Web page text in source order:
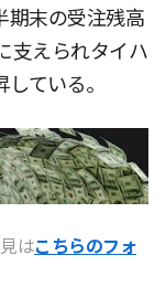
期末の受注残高
支えられタイハ
ている。
はこちらのフォ